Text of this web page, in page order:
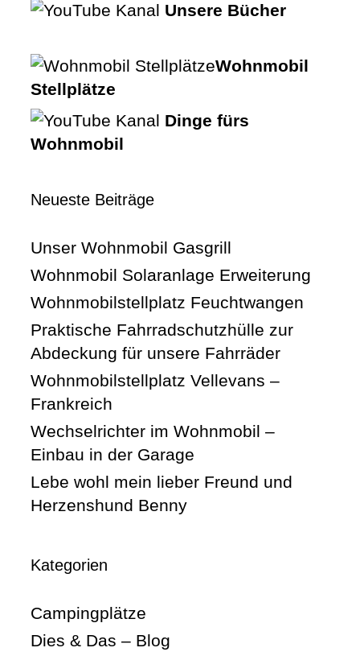
Unsere Bücher
Wohnmobil
Stellplätze
Dinge fürs
Wohnmobil
Neueste Beiträge
Unser Wohnmobil Gasgrill
Wohnmobil Solaranlage Erweiterung
Wohnmobilstellplatz Feuchtwangen
Praktische Fahrradschutzhülle zur
Abdeckung für unsere Fahrräder
Wohnmobilstellplatz Vellevans –
Frankreich
Wechselrichter im Wohnmobil –
Einbau in der Garage
Lebe wohl mein lieber Freund und
Herzenshund Benny
Kategorien
Campingplätze
Dies & Das – Blog